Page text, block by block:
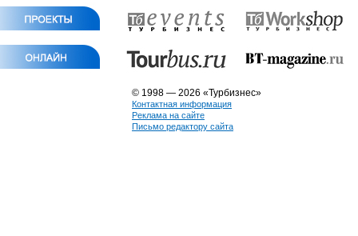
© 1998 — 2026 «Турбизнес»
Контактная информация
Реклама на сайте
Письмо редактору сайта